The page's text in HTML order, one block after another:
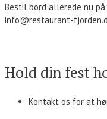
Bestil bord allerede nu
info@restaurant-
Hold din fest
Kontakt os for at